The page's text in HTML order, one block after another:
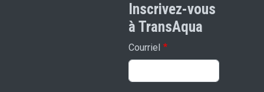
Inscrivez-vous
à TransAqua
Courriel